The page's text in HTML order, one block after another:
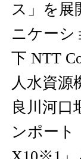
ス」を展
ニケーシ
下 NTT
人水資源
良川河口
ンポート